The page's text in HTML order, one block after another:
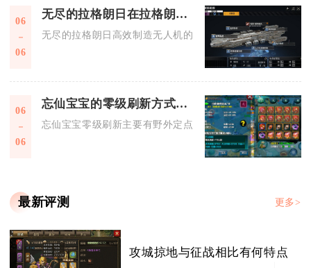
06
06
无尽的拉格朗日在拉格朗日制造无人机的秘诀是什么
无尽的拉格朗日高效制造无人机的核心秘诀，是解锁完整战
06
06
忘仙宝宝的零级刷新方式有哪些
忘仙宝宝零级刷新主要有野外定点刷新、圣兽岛刷取、仙府
最新评测 更多>
攻城掠地与征战相比有何特点